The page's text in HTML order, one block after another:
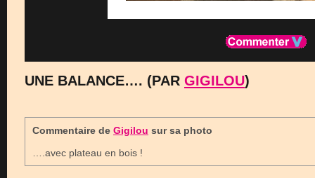
UNE BALANCE…. (PAR GIGILOU)
Commentaire de Gigilou sur sa photo
….avec plateau en bois !